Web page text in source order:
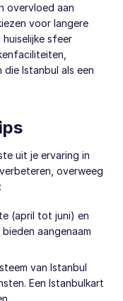
overvloed aan
voor langere
huiselijke sfeer
Istanbul als een
uit je ervaring in
overweeg
(april tot juni) en
aangenaam
van Istanbul
Een Istanbulkart